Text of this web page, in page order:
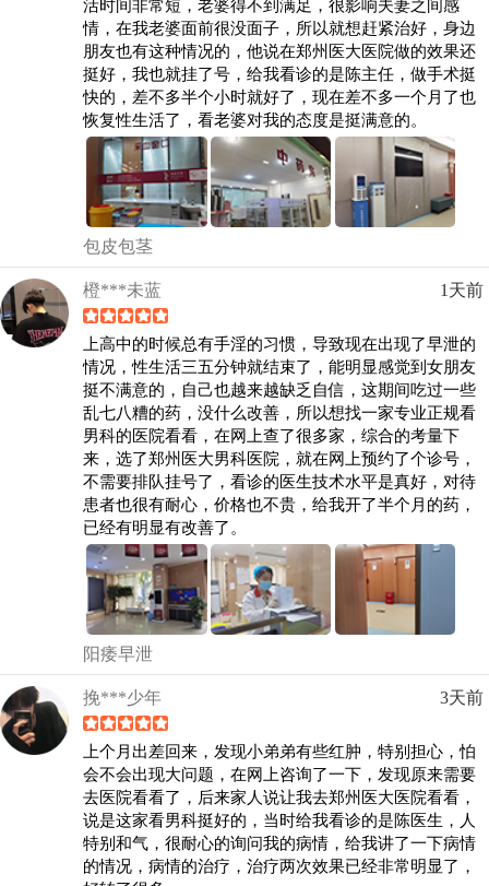
活时间非常短，老婆得不到满足，很影响夫妻之间感
情，在我老婆面前很没面子，所以就想赶紧治好，身边
朋友也有这种情况的，他说在郑州医大医院做的效果还
挺好，我也就挂了号，给我看诊的是陈主任，做手术挺
快的，差不多半个小时就好了，现在差不多一个月了也
恢复性生活了，看老婆对我的态度是挺满意的。
包皮包茎
橙***未蓝 1天前
上高中的时候总有手淫的习惯，导致现在出现了早泄的
情况，性生活三五分钟就结束了，能明显感觉到女朋友
挺不满意的，自己也越来越缺乏自信，这期间吃过一些
乱七八糟的药，没什么改善，所以想找一家专业正规看
男科的医院看看，在网上查了很多家，综合的考量下
来，选了郑州医大男科医院，就在网上预约了个诊号，
不需要排队挂号了，看诊的医生技术水平是真好，对待
患者也很有耐心，价格也不贵，给我开了半个月的药，
已经有明显有改善了。
阳痿早泄
挽***少年 3天前
上个月出差回来，发现小弟弟有些红肿，特别担心，怕
会不会出现大问题，在网上咨询了一下，发现原来需要
去医院看看了，后来家人说让我去郑州医大医院看看，
说是这家看男科挺好的，当时给我看诊的是陈医生，人
特别和气，很耐心的询问我的病情，给我讲了一下病情
的情况，病情的治疗，治疗两次效果已经非常明显了，